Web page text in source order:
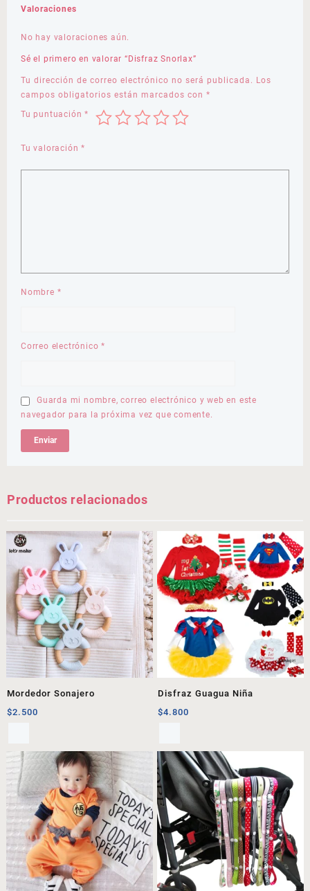
Valoraciones
No hay valoraciones aún.
Sé el primero en valorar “Disfraz Snorlax”
Tu dirección de correo electrónico no será publicada. Los
campos obligatorios están marcados con *
Tu puntuación*
Tu valoración*
Nombre *
Correo electrónico*
Guarda mi nombre, correo electrónico y web en este
navegador para la próxima vez que comente.
Productos relacionados
Mordedor Sonajero
$2.500
Disfraz Guagua Niña
$4.800